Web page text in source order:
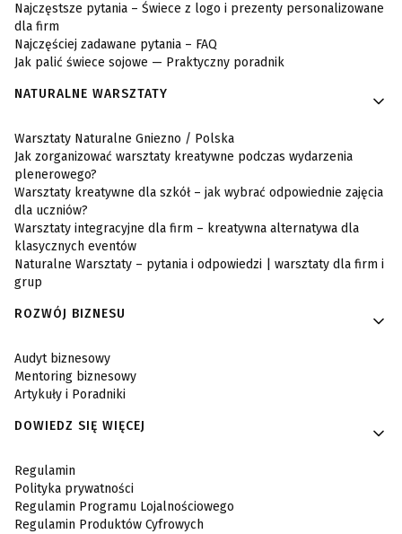
Najczęstsze pytania – Świece z logo i prezenty personalizowane
dla firm
Najczęściej zadawane pytania – FAQ
Jak palić świece sojowe — Praktyczny poradnik
NATURALNE WARSZTATY
Warsztaty Naturalne Gniezno / Polska
Jak zorganizować warsztaty kreatywne podczas wydarzenia
plenerowego?
Warsztaty kreatywne dla szkół – jak wybrać odpowiednie zajęcia
dla uczniów?
Warsztaty integracyjne dla firm – kreatywna alternatywa dla
klasycznych eventów
Naturalne Warsztaty – pytania i odpowiedzi | warsztaty dla firm i
grup
ROZWÓJ BIZNESU
Audyt biznesowy
Mentoring biznesowy
Artykuły i Poradniki
DOWIEDZ SIĘ WIĘCEJ
Regulamin
Polityka prywatności
Regulamin Programu Lojalnościowego
Regulamin Produktów Cyfrowych